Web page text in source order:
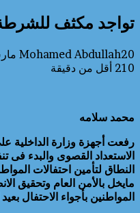
تواجد مكثف
Mohamed Abdullah20 مارس، 2026
210 أقل من دقيقة
محمد سلامه
رفعت أجهزة وزارة الداخلية
الاستعداد القصوى والبدء فى
النطاق لتأمين احتفالات
مايخل بالأمن العام وتحقيق
المواطنين بأجواء الاحتفال